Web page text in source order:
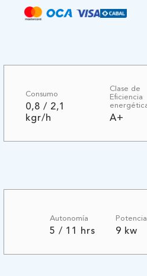
Consumo
0,8 / 2,1
kgr/h
Clase de
Eficiencia
A+
Autonomía
5 / 11 hrs 9 kw